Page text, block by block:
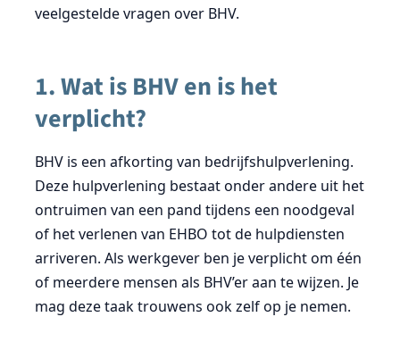
veelgestelde vragen over BHV.
1. Wat is BHV en is het
verplicht?
BHV is een afkorting van bedrijfshulpverlening.
Deze hulpverlening bestaat onder andere uit het
ontruimen van een pand tijdens een noodgeval
of het verlenen van EHBO tot de hulpdiensten
arriveren. Als werkgever ben je verplicht om één
of meerdere mensen als BHV’er aan te wijzen. Je
mag deze taak trouwens ook zelf op je nemen.